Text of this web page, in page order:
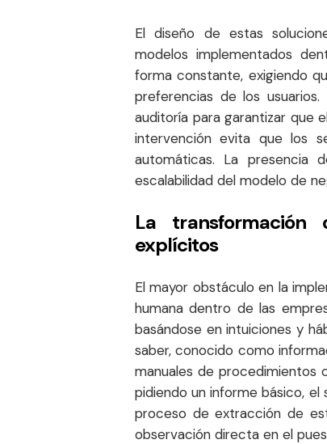
El diseño de estas
modelos implementados
forma constante, exigiendo
preferencias de los
auditoría para garantizar que
intervención evita que los
automáticas. La presencia
escalabilidad del modelo de
La
explícitos
El mayor obstáculo en la
humana dentro de las
basándose en intuiciones y
saber, conocido como
manuales de procedimientos
pidiendo un informe básico,
proceso de extracción de
observación directa en el